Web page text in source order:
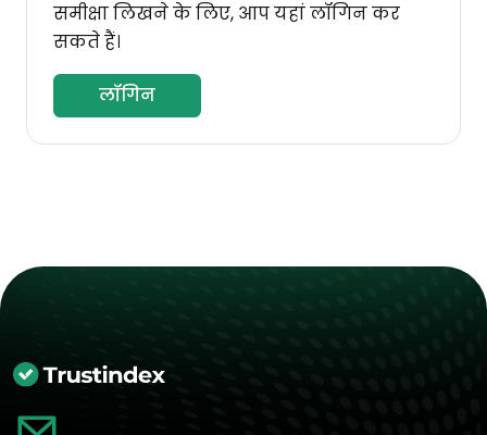
समीक्षा लिखने के लिए, आप यहां लॉगिन कर
सकते हैं।
लॉगिन